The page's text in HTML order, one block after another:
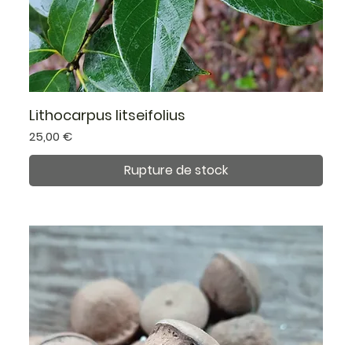
Lithocarpus litseifolius
Prix
25,00 €
Rupture de stock